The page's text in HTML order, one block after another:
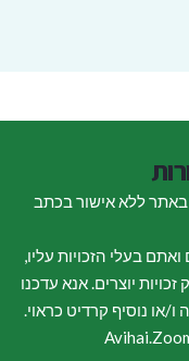
ללא אישור בכתב
בעלי הזכויות עליו,
שימוש עפ"י סעיף 27א' לחוק זכויות יוצרים. אנא עדכנו
או נוסיף קרדיט כראוי.